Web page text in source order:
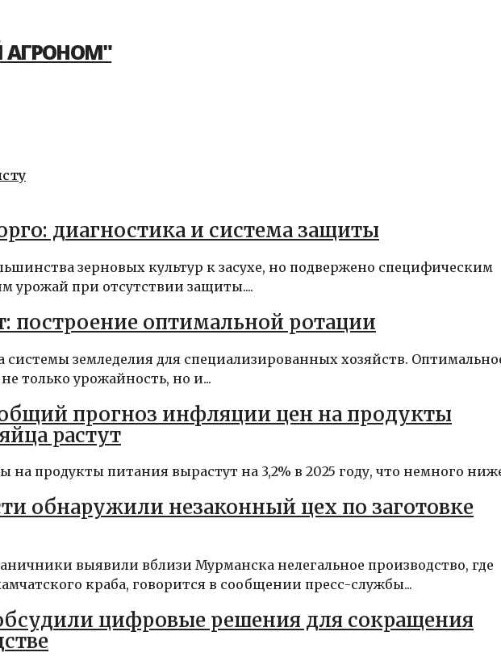
диагностика и система защиты
зерновых культур к засухе, но подвержено специфическим
урожай при отсутствии защиты....
построение оптимальной ротации
системы земледелия для специализированных хозяйств.
только урожайность, но и...
прогноз инфляции цен на продукты
растут
на продукты питания вырастут на 3,2% в 2025 году, что немного
обнаружили незаконный цех по заготовке
выявили вблизи Мурманска нелегальное производство, где
краба, говорится в сообщении пресс-службы...
цифровые решения для сокращения